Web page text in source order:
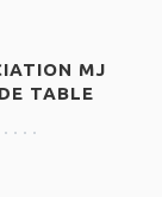
MJ
TABLE